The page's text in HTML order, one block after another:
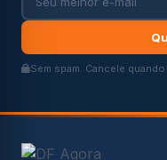
Sem spam. Cancele quando